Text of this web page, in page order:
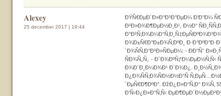
Alexey
25 december 2017 | 19:44
ÐŸÑ€ÐµÐ´Ð»Ð°Ð³Ð°ÐµÐ¼ Ð’Ð°Ð¼
Ð²Ð»Ð¾Ð¶ÐµÐ½Ð¸Ð¹, Ð½Ð°
Ð¾Ð±Ñ€Ð°Ð±Ð¾Ñ‚ÐºÐ¸
´Ð¾ÑÑ‚Ð°Ð²Ð»ÑÐµÐ¼: - ÐÐ°Ñˆ
ÑÐ¾Ñ„Ñ‚. -
Ð¾Ð´Ð¸Ð¼Ð¾Ð¹ Ð´Ð¾Ð¿.
Ð¿Ð¾ÑÑ‚Ð¾ÑÐ½Ð½Ð°Ñ
´ÐµÑ€Ð¶ÐºÐ°. ÐžÐ¿Ð»Ð°Ñ‚Ð° Ð¾Ñ‚
Ð’Ñ‹Ð¿Ð»Ð°Ñ‚Ñ‹